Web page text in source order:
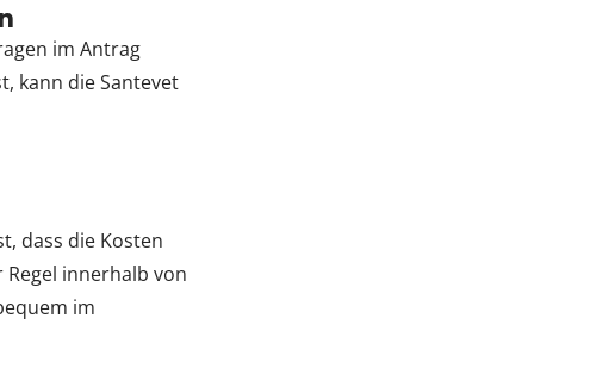
im Antrag
kann die Santevet
dass die Kosten
innerhalb von
im